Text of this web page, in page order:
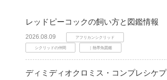
レッドピーコックの飼い方と図鑑情報
2026.08.09 アフリカンシクリッド
シクリッドの仲間 ｜熱帯魚図鑑
ディミディオクロミス・コンプレシケプ